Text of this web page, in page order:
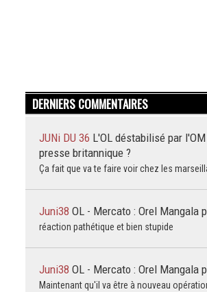
DERNIERS COMMENTAIRES
JUNi DU 36 L'OL déstabilisé par
presse britannique ?
Ça fait que va te faire voir chez les
Juni38 OL - Mercato : Orel Mangala
réaction pathétique et bien stupide
Juni38 OL - Mercato : Orel Mangala
Maintenant qu'il va être à nouveau